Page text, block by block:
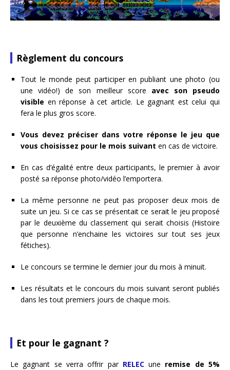
Règlement du concours
Tout le monde peut participer en publiant une photo (ou
une vidéo!) de son meilleur score avec son pseudo
visible en réponse à cet article. Le gagnant est celui qui
fera le plus gros score.
Vous devez préciser dans votre réponse le jeu que
vous choisissez pour le mois suivant en cas de victoire.
En cas d’égalité entre deux participants, le premier à avoir
posté sa réponse photo/vidéo l’emportera.
La même personne ne peut pas proposer deux mois de
suite un jeu. Si ce cas se présentait ce serait le jeu proposé
par le deuxième du classement qui serait choisis (Histoire
que personne n’enchaine les victoires sur tout ses jeux
fétiches).
Le concours se termine le dernier jour du mois à minuit.
Les résultats et le concours du mois suivant seront publiés
dans les tout premiers jours de chaque mois.
Et pour le gagnant ?
Le gagnant se verra offrir par RELECune remise de 5%